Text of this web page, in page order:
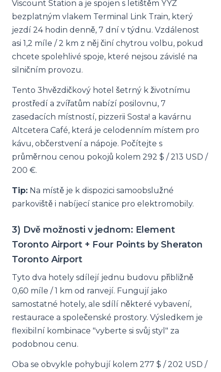
Viscount Station a je spojen s letištěm YYZ
bezplatným vlakem Terminal Link Train, který
jezdí 24 hodin denně, 7 dní v týdnu. Vzdálenost
asi 1,2 míle / 2 km z něj činí chytrou volbu, pokud
chcete spolehlivé spoje, které nejsou závislé na
silničním provozu.
Tento 3hvězdičkový hotel šetrný k životnímu
prostředí a zvířatům nabízí posilovnu, 7
zasedacích místností, pizzerii Sosta! a kavárnu
Altcetera Café, která je celodenním místem pro
kávu, občerstvení a nápoje. Počítejte s
průměrnou cenou pokojů kolem 292 $ / 213 USD /
200 €.
Tip: Na místě je k dispozici samoobslužné
parkoviště i nabíjecí stanice pro elektromobily.
3) Dvě možnosti v jednom: Element
Toronto Airport + Four Points by Sheraton
Toronto Airport
Tyto dva hotely sdílejí jednu budovu přibližně
0,60 míle / 1 km od ranvejí. Fungují jako
samostatné hotely, ale sdílí některé vybavení,
restaurace a společenské prostory. Výsledkem je
flexibilní kombinace "vyberte si svůj styl" za
podobnou cenu.
Oba se obvykle pohybují kolem 277 $ / 202 USD /